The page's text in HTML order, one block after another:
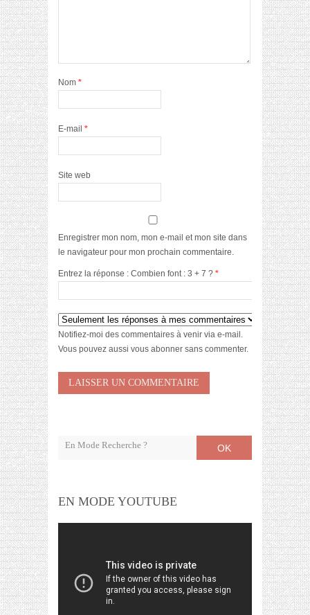
Nom *
E-mail *
Site web
Enregistrer mon nom, mon e-mail et mon site dans
le navigateur pour mon prochain commentaire.
Entrez la réponse : Combien font : 3 + 7 ? *
Notifiez-moi des commentaires à venir via e-mail.
Vous pouvez aussi vous abonner sans commenter.
OK
EN MODE YOUTUBE